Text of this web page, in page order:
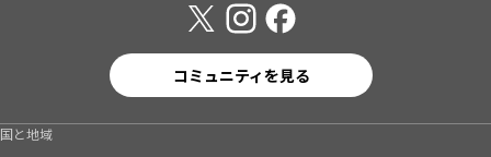
コミュニティを見る
国と地域